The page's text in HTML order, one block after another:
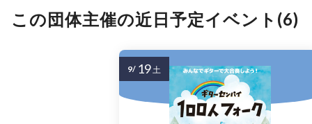
この団体主催の近日予定イベント(6)
9/ 19土